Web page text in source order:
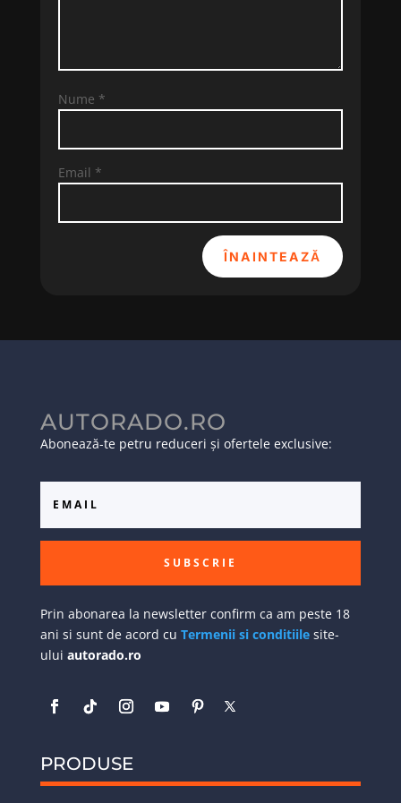
Nume *
Email *
ÎNAINTEAZĂ
AUTORADO.RO
Abonează-te petru reduceri și ofertele exclusive:
SUBSCRIE
Prin abonarea la newsletter confirm ca am peste 18
ani si sunt de acord cu Termenii si conditiilesite-
ului autorado.ro
PRODUSE